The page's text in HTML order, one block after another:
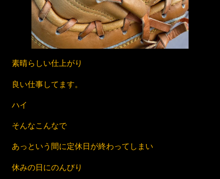
素晴らしい仕上がり
良い仕事してます。
ハイ
そんなこんなで
あっという間に定休日が終わってしまい
休みの日にのんびり